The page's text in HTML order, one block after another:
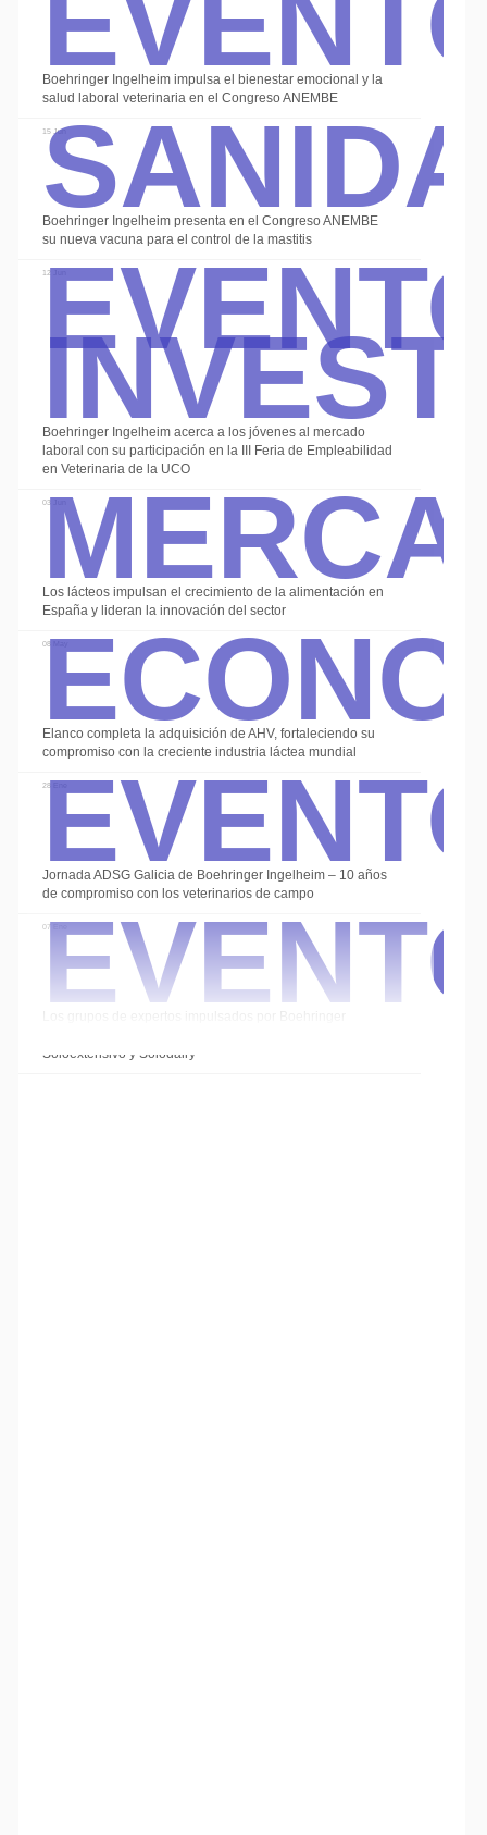
Boehringer Ingelheim impulsa el bienestar emocional y la
salud laboral veterinaria en el Congreso ANEMBE
15 Jun
Boehringer Ingelheim presenta en el Congreso ANEMBE
su nueva vacuna para el control de la mastitis
12 Jun
Boehringer Ingelheim acerca a los jóvenes al mercado
laboral con su participación en la III Feria de Empleabilidad
en Veterinaria de la UCO
03 Jun
Los lácteos impulsan el crecimiento de la alimentación en
España y lideran la innovación del sector
08 May
Elanco completa la adquisición de AHV, fortaleciendo su
compromiso con la creciente industria láctea mundial
28 Ene
Jornada ADSG Galicia de Boehringer Ingelheim – 10 años
de compromiso con los veterinarios de campo
07 Ene
Soloextensivo y Solodairy